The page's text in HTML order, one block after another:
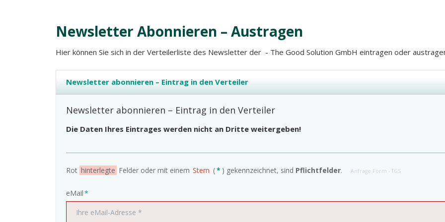
Newsletter Abonnieren – Austragen
Hier können Sie sich in der Verteilerliste des Newsletter der - The Good Solution GmbH eintragen oder
Newsletter abonnieren – Eintrag in den Verteiler
Newsletter abonnieren – Eintrag in den Verteiler
Die Daten Ihres Eintrages werden nicht an Dritte weitergeben!
Rot hinterlegte Felder oder mit einem Stern (* ) gekennzeichnet, sind Pflichtfelder. Anfrage Form - TGS
Pflichtfeld
eMail*